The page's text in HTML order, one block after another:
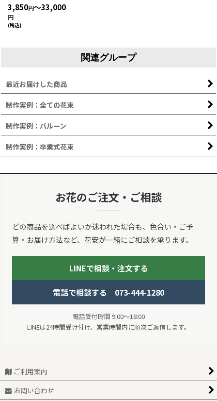
3,850円～33,000
円
(税込)
関連グループ
最近お届けした商品
制作実例：全ての花束
制作実例：バルーン
制作実例：卒業式花束
お花のご注文・ご相談
どの商品を選べばよいか迷われた場合も、色合い・ご予
算・お届け方法など、花安が一緒にご相談を承ります。
LINEで相談・注文する
電話で相談する 073-444-1280
電話受付時間 9:00～18:00
LINEは24時間受け付け、営業時間内に順次ご返信します。
ご利用案内
お問い合わせ